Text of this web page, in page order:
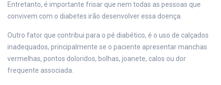
Entretanto, é importante frisar que nem todas as pessoas que
convivem com o diabetes irão desenvolver essa doença.
Outro fator que contribui para o pé diabético, é o uso de calçados
inadequados, principalmente se o paciente apresentar manchas
vermelhas, pontos doloridos, bolhas, joanete, calos ou dor
frequente associada.